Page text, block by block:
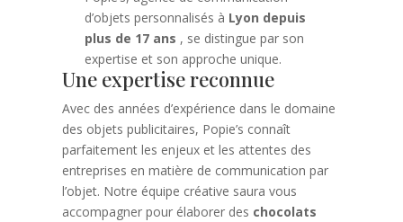
d’objets personnalisés à Lyon depuis
plus de 17 ans , se distingue par son
expertise et son approche unique.
Une expertise reconnue
Avec des années d’expérience dans le domaine
des objets publicitaires, Popie’s connaît
parfaitement les enjeux et les attentes des
entreprises en matière de communication par
l’objet. Notre équipe créative saura vous
accompagner pour élaborer des chocolats